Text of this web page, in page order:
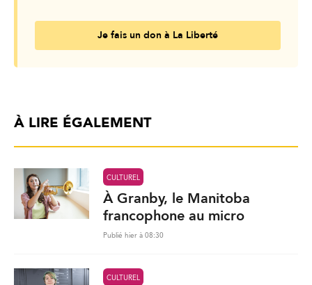
Je fais un don à La Liberté
À LIRE ÉGALEMENT
CULTUREL
À Granby, le Manitoba
francophone au micro
Publié hier à 08:30
CULTUREL